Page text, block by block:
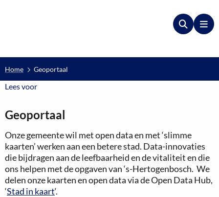
Zoeken
Home Geoportaal
Lees voorLees voor
Geoportaal
Onze gemeente wil met open data en met ‘slimme
kaarten’ werken aan een betere stad. Data-innovaties
die bijdragen aan de leefbaarheid en de vitaliteit en die
ons helpen met de opgaven van ‘s-Hertogenbosch. We
delen onze kaarten en open data via de Open Data Hub,
‘Stad in kaart‘.